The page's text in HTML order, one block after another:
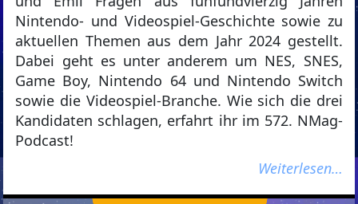
Nintendo- und Videospiel-Geschichte sowie zu
aktuellen Themen aus dem Jahr 2024 gestellt.
Dabei geht es unter anderem um NES, SNES,
Game Boy, Nintendo 64 und Nintendo Switch
sowie die Videospiel-Branche. Wie sich die drei
Kandidaten schlagen, erfahrt ihr im 572. NMag-
Podcast!
Weiterlesen…